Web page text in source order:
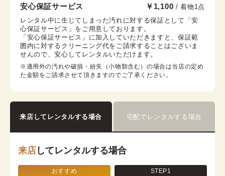
大阪市中央区心斎橋筋2-3-27 心央ビル3階
営業時間： 11:00~ 19:00
着付け最終受付時間：18:00
返却締め切り時間：18:30
安心保証サービス ￥1,100 / 着物1点
レンタル中に生じてしまった汚れに対する保証として「安
心保証サービス」をご用意しております。
「安心保証サービス」に加入していただきますと、保証範
囲内に対するクリーニング代をご請求することはございま
せんので、安心してレンタルいただけます。
※適用外の汚れや破損・紛失（小物類含む）の場合は当店の定め
た金額をご請求させて頂きますのでご了承ください。
来店してレンタルする場合 宅配でレンタルする場合
来店 してレンタルする場合
おすすめ STEP1